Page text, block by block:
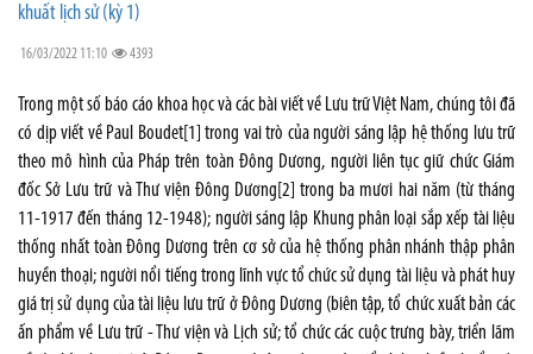
khuất lịch sử (kỳ 1)
16/03/2022 11:10 4393
Trong một số báo cáo khoa học và các bài viết về Lưu trữ Việt Nam, chúng tôi đã
có dịp viết về Paul Boudet[1] trong vai trò của người sáng lập hệ thống lưu trữ
theo mô hình của Pháp trên toàn Đông Dương, người liên tục giữ chức Giám
đốc Sở Lưu trữ và Thư viện Đông Dương[2] trong ba mươi hai năm (từ tháng
11-1917 đến tháng 12-1948); người sáng lập Khung phân loại sắp xếp tài liệu
thống nhất toàn Đông Dương trên cơ sở của hệ thống phân nhánh thập phân
huyền thoại; người nổi tiếng trong lĩnh vực tổ chức sử dụng tài liệu và phát huy
giá trị sử dụng của tài liệu lưu trữ ở Đông Dương (biên tập, tổ chức xuất bản các
ấn phẩm về Lưu trữ - Thư viện và Lịch sử; tổ chức các cuộc trưng bày, triển lãm